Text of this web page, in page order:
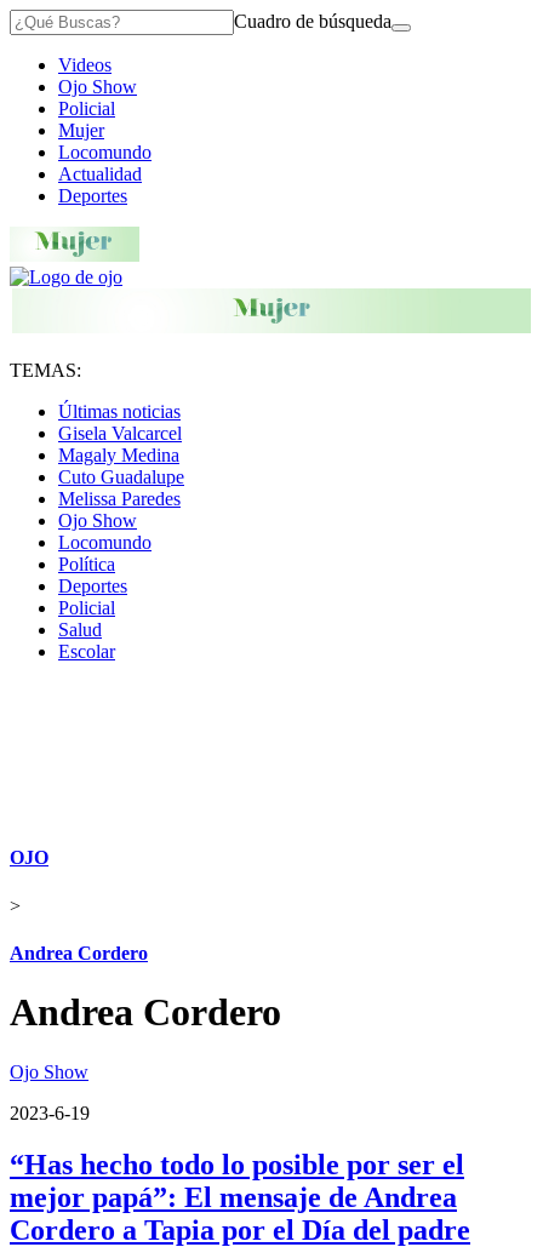
Cuadro de búsqueda
Videos
Ojo Show
Policial
Mujer
Locomundo
Actualidad
Deportes
TEMAS:
Últimas noticias
Gisela Valcarcel
Magaly Medina
Cuto Guadalupe
Melissa Paredes
Ojo Show
Locomundo
Política
Deportes
Policial
Salud
Escolar
OJO
>
Andrea Cordero
Andrea Cordero
Ojo Show
2023-6-19
“Has hecho todo lo posible por ser el
mejor papá”: El mensaje de Andrea
Cordero a Tapia por el Día del padre